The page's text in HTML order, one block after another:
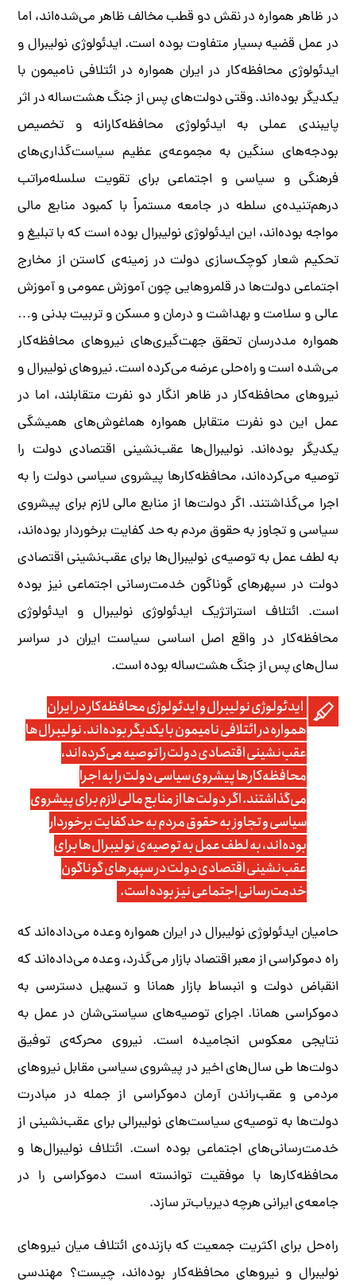
در ظاهر همواره در نقش دو قطب مخالف ظاهر می‌شده‌اند، اما
در عمل قضیه بسیار متفاوت بوده است. ایدئولوژی نولیبرال و
ایدئولوژی محافظه‌کار در ایران همواره در ائتلافی نامیمون با
یکدیگر بوده‌اند. وقتی دولت‌های پس از جنگ هشت‌ساله در اثر
پایبندی عملی به ایدئولوژی محافظه‌کارانه و تخصیص
بودجه‌های سنگین به مجموعه‌ی عظیم سیاست‌گذاری‌های
فرهنگی و سیاسی و اجتماعی برای تقویت سلسله‌مراتب‌
درهم‌تنیده‌ی سلطه در جامعه مستمراً با کمبود منابع مالی
مواجه بوده‌اند، این ایدئولوژی نولیبرال بوده است که با تبلیغ و
تحکیم شعار کوچک‌سازی دولت در زمینه‌‌ی کاستن از مخارج
اجتماعی دولت‌ها در قلمروهایی چون آموزش عمومی و آموزش
عالی و سلامت و بهداشت و درمان و مسکن و تربیت بدنی و…
همواره مددرسان تحقق جهت‌گیری‌های نیروهای محافظه‌کار
می‌شده است و راه‌حلی عرضه می‌کرده است. نیروهای نولیبرال و
نیروهای محافظه‌کار در ظاهر انگار دو نفرت متقابلند، اما در
عمل این دو نفرت متقابل همواره هماغوش‌های همیشگی
یکدیگر بوده‌اند. نولیبرال‌ها عقب‌نشینی اقتصادی دولت را
توصیه می‌کرده‌اند، محافظه‌کارها پیشروی سیاسی دولت را به
اجرا می‌گذاشتند. اگر دولت‌ها از منابع مالی لازم برای پیشروی
سیاسی و تجاوز به حقوق مردم به حد کفایت برخوردار بوده‌اند،
به لطف عمل به توصیه‌ی نولیبرال‌ها برای عقب‌نشینی اقتصادی
دولت در سپهرهای گوناگون خدمت‌رسانی ‌اجتماعی نیز بوده
است. ائتلاف استراتژیک ایدئولوژی نولیبرال و ایدئولوژی
محافظه‌کار در واقع اصل اساسی سیاست ایران در سراسر
سال‌های پس از جنگ هشت‌ساله بوده است.
ایدئولوژی نولیبرال و ایدئولوژی محافظه‌کار در ایران
همواره در ائتلافی نامیمون با یکدیگر بوده‌اند. نولیبرال‌ها
عقب‌نشینی اقتصادی دولت را توصیه می‌کرده‌اند،
محافظه‌کارها پیشروی سیاسی دولت را به اجرا
می‌گذاشتند. اگر دولت‌ها از منابع مالی لازم برای پیشروی
سیاسی و تجاوز به حقوق مردم به حد کفایت برخوردار
بوده‌اند، به لطف عمل به توصیه‌ی نولیبرال‌ها برای
عقب‌نشینی اقتصادی دولت در سپهرهای گوناگون
خدمت‌رسانی ‌اجتماعی نیز بوده است.
حامیان ایدئولوژی نولیبرال در ایران همواره وعده می‌داده‌اند که
راه دموکراسی از معبر اقتصاد بازار می‌گذرد، وعده می‌داده‌‌اند که
انقباض دولت و انبساط بازار همانا و تسهیل دسترسی به
دموکراسی همانا. اجرای توصیه‌‌های سیاستی‌شان در عمل به
نتایجی معکوس انجامیده است. نیروی محرکه‌ی توفیق
دولت‌ها طی سال‌های اخیر در پیشروی سیاسی مقابل نیروهای
مردمی و عقب‌راندن آرمان دموکراسی از جمله در مبادرت
دولت‌ها به توصیه‌ی سیاست‌های نولیبرالی برای عقب‌نشینی از
خدمت‌رسانی‌های اجتماعی بوده است. ائتلاف نولیبرال‌ها و
محافظه‌کارها با موفقیت توانسته است دموکراسی را در
جامعه‌ی ایرانی هرچه دیریاب‌تر سازد.
راه‌حل برای اکثریت جمعیت که بازنده‌ی ائتلاف میان نیروهای
نولیبرال و نیروهای محافظه‌کار بوده‌اند، چیست؟ مهندسی